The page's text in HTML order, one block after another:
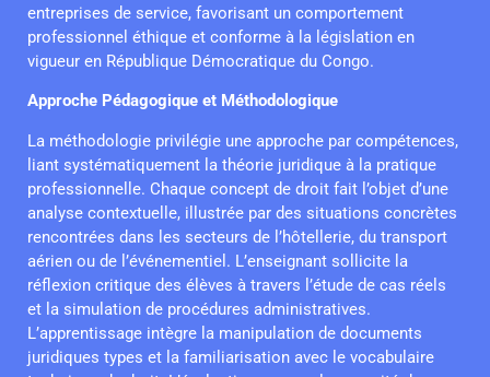
entreprises de service, favorisant un comportement
professionnel éthique et conforme à la législation en
vigueur en République Démocratique du Congo.
Approche Pédagogique et Méthodologique
La méthodologie privilégie une approche par compétences,
liant systématiquement la théorie juridique à la pratique
professionnelle. Chaque concept de droit fait l’objet d’une
analyse contextuelle, illustrée par des situations concrètes
rencontrées dans les secteurs de l’hôtellerie, du transport
aérien ou de l’événementiel. L’enseignant sollicite la
réflexion critique des élèves à travers l’étude de cas réels
et la simulation de procédures administratives.
L’apprentissage intègre la manipulation de documents
juridiques types et la familiarisation avec le vocabulaire